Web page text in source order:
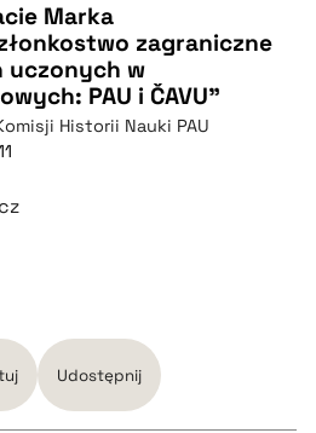
Marka
zagraniczne
uczonych w
PAU i ČAVU"
Historii Nauki PAU
Udostępnij